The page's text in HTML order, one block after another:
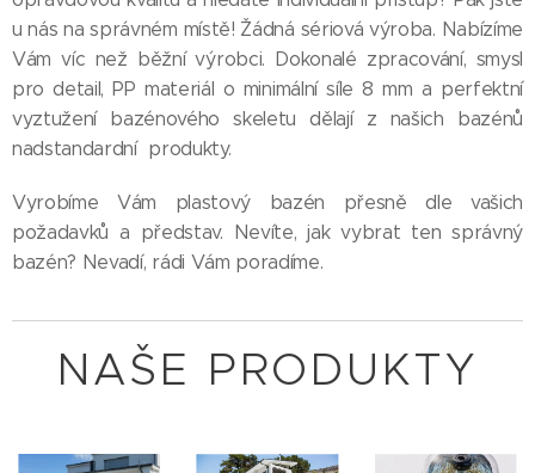
u nás na správném místě! Žádná sériová výroba. Nabízíme
Vám víc než běžní výrobci. Dokonalé zpracování, smysl
pro detail, PP materiál o minimální síle 8 mm a perfektní
vyztužení bazénového skeletu dělají z našich bazénů
nadstandardní produkty.
Vyrobíme Vám plastový bazén přesně dle vašich
požadavků a představ. Nevíte, jak vybrat ten správný
bazén? Nevadí, rádi Vám poradíme.
NAŠE PRODUKTY